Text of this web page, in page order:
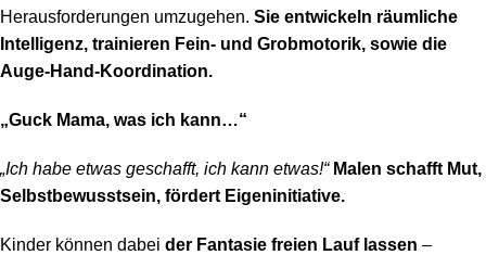
Herausforderungen umzugehen. Sie entwickeln räumliche
Intelligenz, trainieren Fein- und Grobmotorik, sowie die
Auge-Hand-Koordination.
„Guck Mama, was ich kann…“
„Ich habe etwas geschafft, ich kann etwas!“ Malen schafft Mut,
Selbstbewusstsein, fördert Eigeninitiative.
Kinder können dabei der Fantasie freien Lauf lassen –